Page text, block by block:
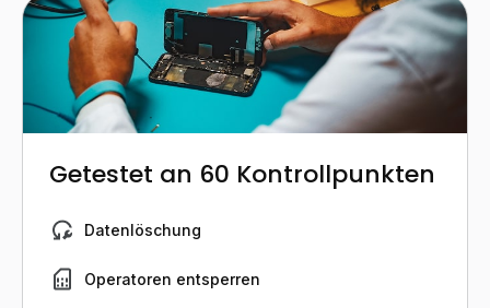
Getestet an 60 Kontrollpunkten
Datenlöschung
Operatoren entsperren